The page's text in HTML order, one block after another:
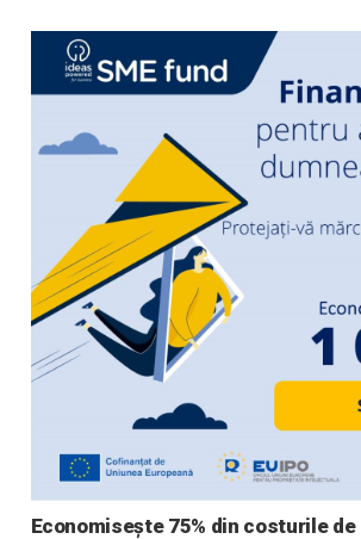
Economisește 75% din costurile de